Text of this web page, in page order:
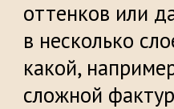
оттенков или
в несколько
какой,
сложной